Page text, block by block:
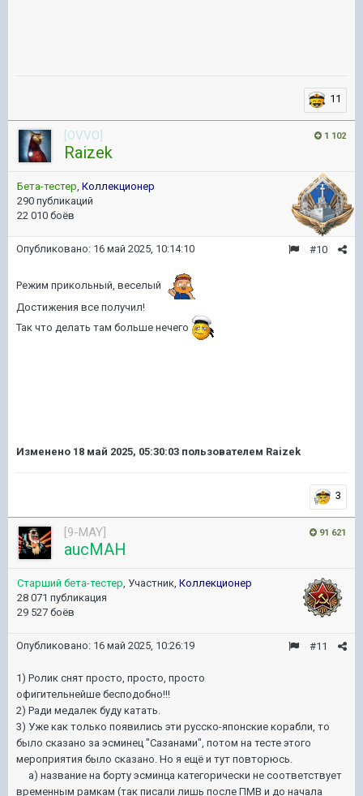
11
1 102
[OVVO]
Raizek
Бета-тестер, Коллекционер
290 публикаций
22 010 боёв
#10
Опубликовано: 16 май 2025, 10:14:10
Режим прикольный, веселый
Достижения все получил!
Так что делать там больше нечего
Изменено 18 май 2025, 05:30:03 пользователем Raizek
3
91 621
[9-MAY]
aucMAH
Старший бета-тестер, Участник, Коллекционер
28 071 публикация
29 527 боёв
#11
Опубликовано: 16 май 2025, 10:26:19
1) Ролик снят просто, просто, просто
офигительнейше бесподобно!!!
2) Ради медалек буду катать.
3) Уже как только появились эти русско-японские корабли, то
было сказано за эсминец "Сазанами", потом на тесте этого
мероприятия было сказано. Но я ещё и тут повторюсь.
а) название на борту эсминца категорически не соответствует
временным рамкам (так писали лишь после ПМВ и до начала